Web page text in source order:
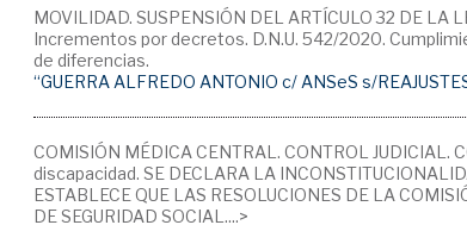
MOVILIDAD. SUSPENSIÓN DEL ARTÍCULO 32 DE LA
Incrementos por decretos. D.N.U. 542/2020.
de diferencias.
“GUERRA ALFREDO ANTONIO c/ ANSeS s/
COMISIÓN MÉDICA CENTRAL. CONTROL
discapacidad. SE DECLARA LA
ESTABLECE QUE LAS RESOLUCIONES DE LA
DE SEGURIDAD SOCIAL....>